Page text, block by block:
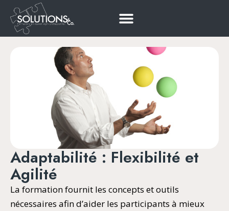
Adaptabilité : Flexibilité et
Agilité
La formation fournit les concepts et outils
nécessaires afin d’aider les participants à mieux